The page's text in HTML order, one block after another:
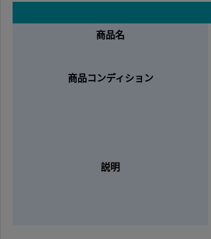
商品名
商品コンディション
説明